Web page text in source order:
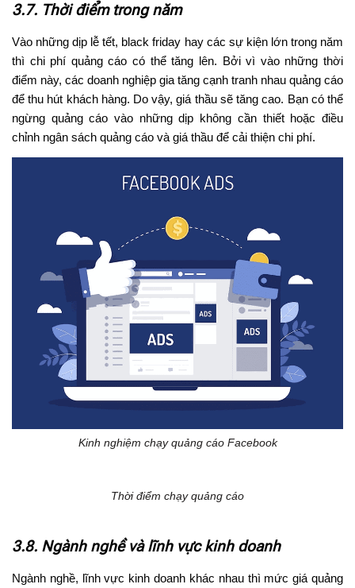
3.7. Thời điểm trong năm
Vào những dịp lễ tết, black friday hay các sự kiện lớn trong năm
thì chi phí quảng cáo có thể tăng lên. Bởi vì vào những thời
điểm này, các doanh nghiệp gia tăng cạnh tranh nhau quảng cáo
để thu hút khách hàng. Do vậy, giá thầu sẽ tăng cao. Bạn có thể
ngừng quảng cáo vào những dịp không cần thiết hoặc điều
chỉnh ngân sách quảng cáo và giá thầu để cải thiện chi phí.
Kinh nghiệm chạy quảng cáo Facebook
Thời điểm chạy quảng cáo
3.8. Ngành nghề và lĩnh vực kinh doanh
Ngành nghề, lĩnh vực kinh doanh khác nhau thì mức giá quảng